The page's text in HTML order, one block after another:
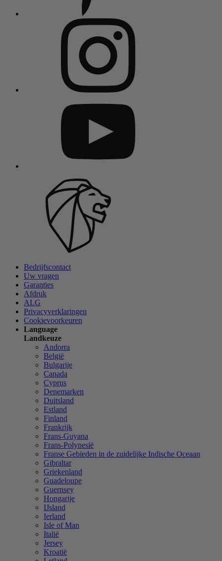
Bedrijfscontact
Uw vragen
Garanties
Afdruk
ALG
Privacyverklaringen
Cookievoorkeuren
Language
Landkeuze
Andorra
België
Bulgarije
Canada
Cyprus
Denemarken
Duitsland
Estland
Finland
Frankrijk
Frans-Guyana
Frans-Polynesië
Franse Gebieden in de zuidelijke Indische Oceaan
Gibraltar
Griekenland
Guadeloupe
Guernsey
Hongarije
IJsland
Ierland
Isle of Man
Italië
Jersey
Kroatië